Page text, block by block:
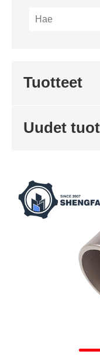
Tuotteet
Uudet